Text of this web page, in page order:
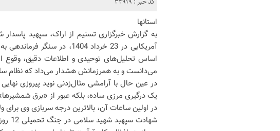
استانها
به گزارش خبرگزاری تسنیم از اراک، سپهبد
آمریکایی در 23 خرداد
اساس تحلیل‌های توحیدی و اطلاعات دقیق، وقوع
می‌دانست و به همرزمانش هشدار می‌داد که نظام
در عین حال با آرامشی مثال‌زدنی نوید پیروزی
یک درگیری مرزی ساده، بلکه عبور از «برق
در اولین ساعات آن، بالاترین درجه سربازی وی برای